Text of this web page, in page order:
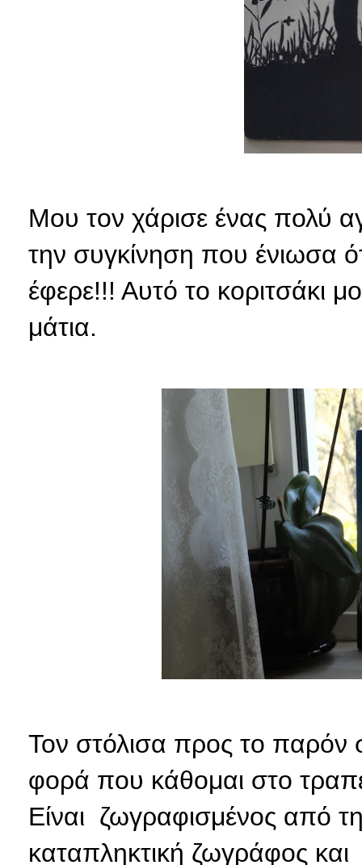
Μου τον χάρισε ένας πολύ
την συγκίνηση που ένιωσα
έφερε!!! Αυτό το κοριτσάκι
μάτια.
Τον στόλισα προς το παρόν
φορά που κάθομαι στο
Είναι ζωγραφισμένος από
καταπληκτική ζωγράφος